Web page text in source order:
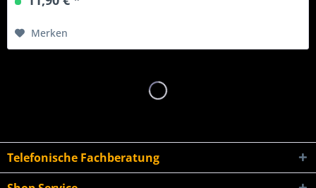
Merken
Telefonische Fachberatung